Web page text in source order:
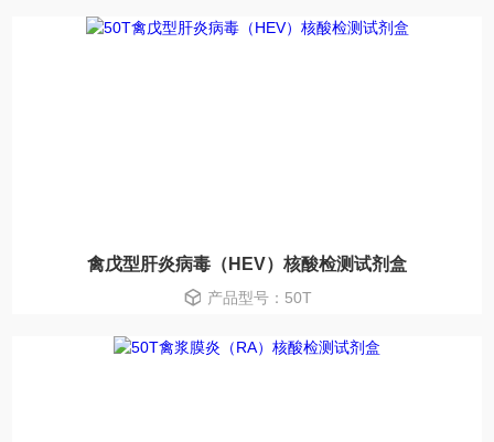
禽戊型肝炎病毒（HEV）核酸检测试剂盒
产品型号：50T